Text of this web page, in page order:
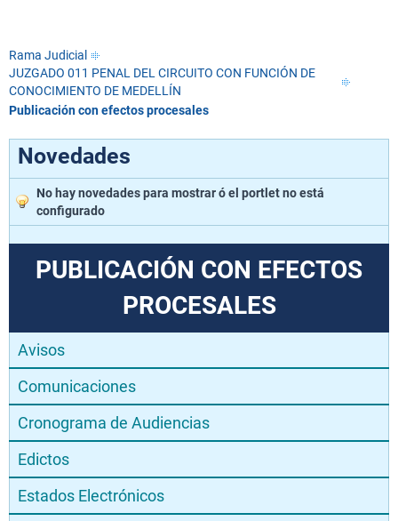
Rama Judicial
JUZGADO 011 PENAL DEL CIRCUITO CON FUNCIÓN DE
CONOCIMIENTO DE MEDELLÍN
Publicación con efectos procesales
Novedades
No hay novedades para mostrar ó el portlet no está
configurado
PUBLICACIÓN CON EFECTOS
PROCESALES
Avisos
Comunicaciones
Cronograma de Audiencias
Edictos
Estados Electrónicos